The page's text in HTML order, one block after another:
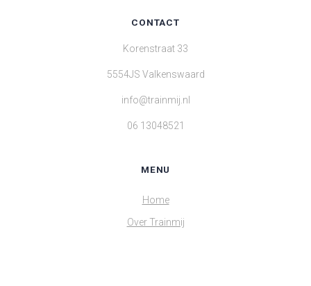
CONTACT
Korenstraat 33
5554JS Valkenswaard
info@trainmij.nl
06 13048521
MENU
Home
Over Trainmij